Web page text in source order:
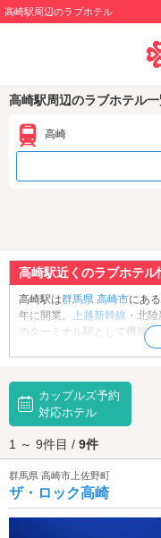
高崎駅周辺のラブホテル
高崎駅周辺のラブホテル
高崎
高崎駅近くのラブホテル
高崎駅は群馬県 高崎市にあ
年に開業。
上越新幹線 ・北
のターミナル駅として機能
高崎高島屋
崎市美術館など、観光デー
は約10軒のラブホテルがあ
高崎駅周辺でラブホテルをお
分にぴったりなお部屋がき
カップルズ予約
対応ホテル
1 ～ 9件目 / 9件
群馬県 高崎市上佐野町
ザ・ロック高崎